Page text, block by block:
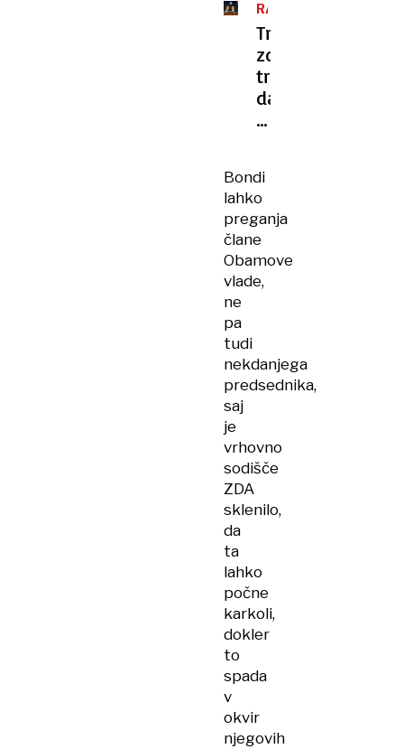
RAZDOR
V
MAGA
Trump
zdaj
trdi,
da
so
dosjeje
izmislili
demokrati
Bondi
lahko
preganja
člane
Obamove
vlade,
ne
pa
tudi
nekdanjega
predsednika,
saj
je
vrhovno
sodišče
ZDA
sklenilo,
da
ta
lahko
počne
karkoli,
dokler
to
spada
v
okvir
njegovih